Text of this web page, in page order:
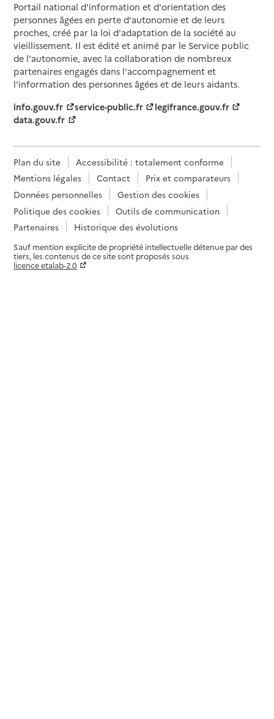
Portail national d'information et d'orientation des
personnes âgées en perte d'autonomie et de leurs
proches, créé par la loi d'adaptation de la société au
vieillissement. Il est édité et animé par le Service public
de l'autonomie, avec la collaboration de nombreux
partenaires engagés dans l'accompagnement et
l'information des personnes âgées et de leurs aidants.
info.gouv.fr
service-public.fr
legifrance.gouv.fr
data.gouv.fr
Plan du site
Accessibilité : totalement conforme
Mentions légales
Contact
Prix et comparateurs
Données personnelles
Gestion des cookies
Politique des cookies
Outils de communication
Partenaires
Historique des évolutions
Sauf mention explicite de propriété intellectuelle détenue par des
tiers, les contenus de ce site sont proposés sous
licence etalab-2.0